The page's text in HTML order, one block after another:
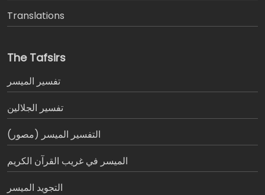
Translations
The Tafsirs
تفسير المیسر
تفسير الجلالين
التفسير الميسر (مصور)
الميسر في غريب القرآن الكريم
التجويد الميسر